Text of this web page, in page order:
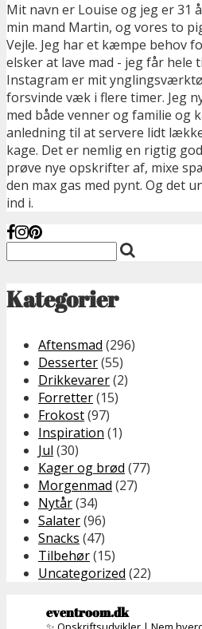
Mit navn er Louise og jeg er 31
min mand Martin, og vores to
Vejle. Jeg har et kæmpe behov
elsker at lave mad - jeg får hele
Instagram er mit
forsvinde væk i flere timer. Jeg
med både venner og familie og
anledning til at servere lidt
kage. Det er nemlig en rigtig
prøve nye opskrifter af, mixe
den max gas med pynt. Og det
ind i.
Kategorier
Aftensmad (296)
Desserter(55)
Drikkevarer(2)
Forretter(15)
Frokost(97)
Inspiration (1)
Jul (30)
Kager og brød (77)
Morgenmad (27)
Nytår(34)
Salater(96)
Snacks (47)
Tilbehør(15)
Uncategorized (22)
eventroom.dk